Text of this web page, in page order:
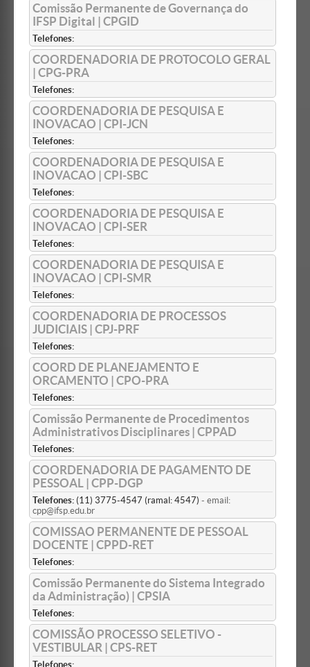
Comissão Permanente de Governança do
IFSP Digital | CPGID
Telefones:
COORDENADORIA DE PROTOCOLO GERAL
| CPG-PRA
Telefones:
COORDENADORIA DE PESQUISA E
INOVACAO | CPI-JCN
Telefones:
COORDENADORIA DE PESQUISA E
INOVACAO | CPI-SBC
Telefones:
COORDENADORIA DE PESQUISA E
INOVACAO | CPI-SER
Telefones:
COORDENADORIA DE PESQUISA E
INOVACAO | CPI-SMR
Telefones:
COORDENADORIA DE PROCESSOS
JUDICIAIS | CPJ-PRF
Telefones:
COORD DE PLANEJAMENTO E
ORCAMENTO | CPO-PRA
Telefones:
Comissão Permanente de Procedimentos
Administrativos Disciplinares | CPPAD
Telefones:
COORDENADORIA DE PAGAMENTO DE
PESSOAL | CPP-DGP
Telefones: (11) 3775-4547 (ramal: 4547) - email:
cpp@ifsp.edu.br
COMISSAO PERMANENTE DE PESSOAL
DOCENTE | CPPD-RET
Telefones:
Comissão Permanente do Sistema Integrado
da Administração) | CPSIA
Telefones:
COMISSÃO PROCESSO SELETIVO -
VESTIBULAR | CPS-RET
Telefones: